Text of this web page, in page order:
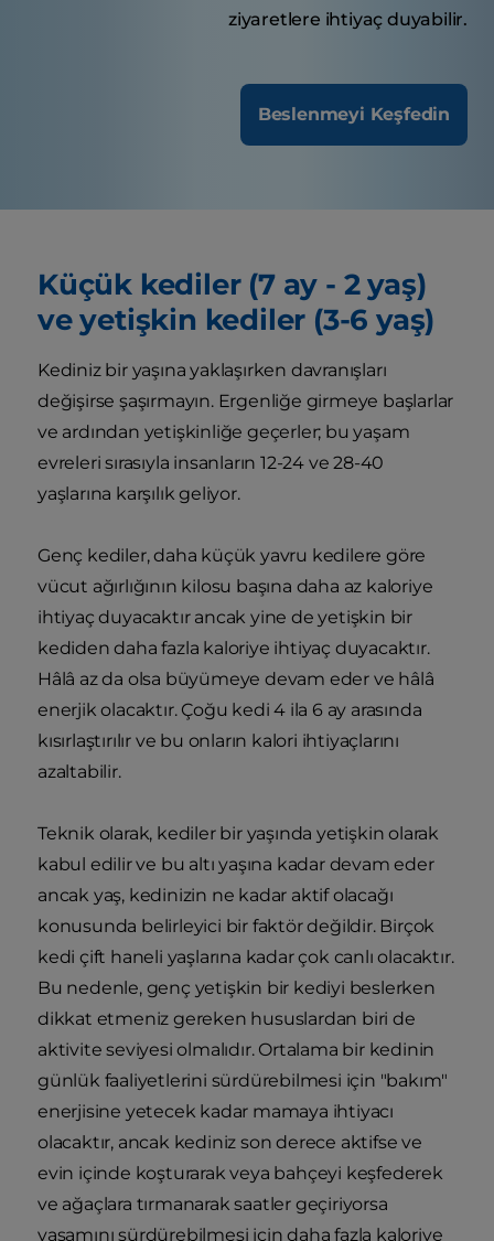
ziyaretlere ihtiyaç duyabilir.
Beslenmeyi Keşfedin
Küçük kediler (7 ay - 2 yaş)
ve yetişkin kediler (3-6 yaş)
Kediniz bir yaşına yaklaşırken davranışları
değişirse şaşırmayın. Ergenliğe girmeye başlarlar
ve ardından yetişkinliğe geçerler; bu yaşam
evreleri sırasıyla insanların 12-24 ve 28-40
yaşlarına karşılık geliyor.
Genç kediler, daha küçük yavru kedilere göre
vücut ağırlığının kilosu başına daha az kaloriye
ihtiyaç duyacaktır ancak yine de yetişkin bir
kediden daha fazla kaloriye ihtiyaç duyacaktır.
Hâlâ az da olsa büyümeye devam eder ve hâlâ
enerjik olacaktır. Çoğu kedi 4 ila 6 ay arasında
kısırlaştırılır ve bu onların kalori ihtiyaçlarını
azaltabilir.
Teknik olarak, kediler bir yaşında yetişkin olarak
kabul edilir ve bu altı yaşına kadar devam eder
ancak yaş, kedinizin ne kadar aktif olacağı
konusunda belirleyici bir faktör değildir. Birçok
kedi çift haneli yaşlarına kadar çok canlı olacaktır.
Bu nedenle, genç yetişkin bir kediyi beslerken
dikkat etmeniz gereken hususlardan biri de
aktivite seviyesi olmalıdır. Ortalama bir kedinin
günlük faaliyetlerini sürdürebilmesi için "bakım"
enerjisine yetecek kadar mamaya ihtiyacı
olacaktır, ancak kediniz son derece aktifse ve
evin içinde koşturarak veya bahçeyi keşfederek
ve ağaçlara tırmanarak saatler geçiriyorsa
yaşamını sürdürebilmesi için daha fazla kaloriye